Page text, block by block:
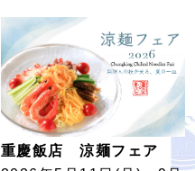
重慶飯店 涼麺フェア